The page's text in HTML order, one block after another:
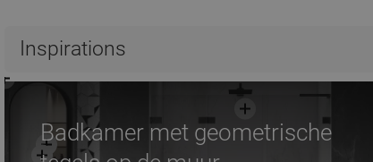
Inspirations
Badkamer met geometrische